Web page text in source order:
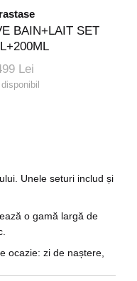
Unele seturi includ și
o gamă largă de
ocazie: zi de naștere,
BAIN+LAIT SET
Lei